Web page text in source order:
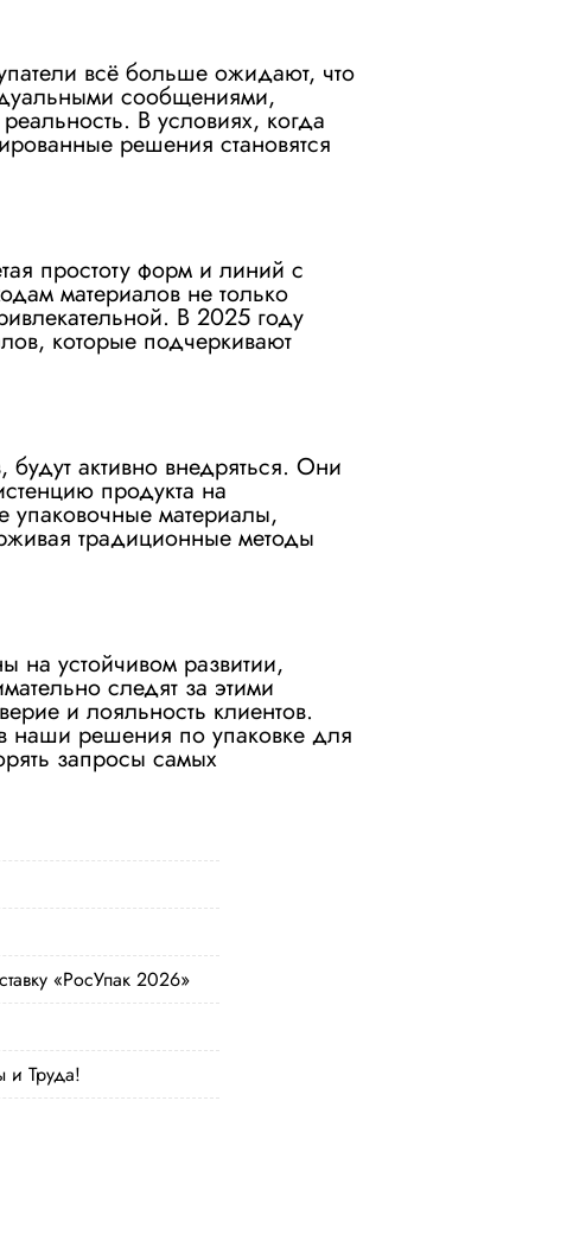
всё больше ожидают, что
сообщениями,
В условиях, когда
решения становятся
простоту форм и линий с
материалов не только
В 2025 году
которые подчеркивают
активно внедряться. Они
продукта на
упаковочные материалы,
традиционные методы
на устойчивом развитии,
следят за этими
и лояльность клиентов.
наши решения по упаковке для
запросы самых
«РосУпак 2026»
и Труда!